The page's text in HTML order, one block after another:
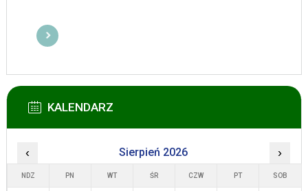
KALENDARZ
‹ Sierpień 2026 ›
NDZ PN WT ŚR CZW PT SOB